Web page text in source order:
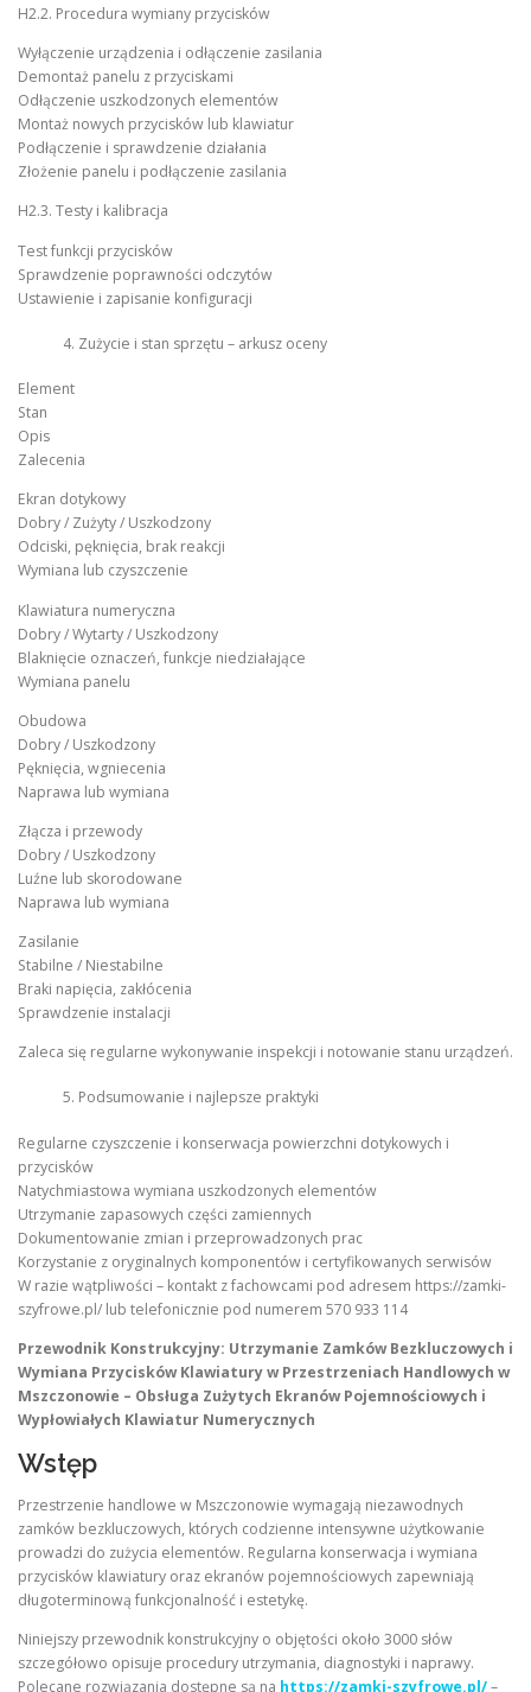
H2.2. Procedura wymiany przycisków
Wyłączenie urządzenia i odłączenie zasilania
Demontaż panelu z przyciskami
Odłączenie uszkodzonych elementów
Montaż nowych przycisków lub klawiatur
Podłączenie i sprawdzenie działania
Złożenie panelu i podłączenie zasilania
H2.3. Testy i kalibracja
Test funkcji przycisków
Sprawdzenie poprawności odczytów
Ustawienie i zapisanie konfiguracji
Zużycie i stan sprzętu – arkusz oceny
Element
Stan
Opis
Zalecenia
Ekran dotykowy
Dobry / Zużyty / Uszkodzony
Odciski, pęknięcia, brak reakcji
Wymiana lub czyszczenie
Klawiatura numeryczna
Dobry / Wytarty / Uszkodzony
Blaknięcie oznaczeń, funkcje niedziałające
Wymiana panelu
Obudowa
Dobry / Uszkodzony
Pęknięcia, wgniecenia
Naprawa lub wymiana
Złącza i przewody
Dobry / Uszkodzony
Luźne lub skorodowane
Naprawa lub wymiana
Zasilanie
Stabilne / Niestabilne
Braki napięcia, zakłócenia
Sprawdzenie instalacji
Zaleca się regularne wykonywanie inspekcji i notowanie stanu urządzeń.
Podsumowanie i najlepsze praktyki
Regularne czyszczenie i konserwacja powierzchni dotykowych i
przycisków
Natychmiastowa wymiana uszkodzonych elementów
Utrzymanie zapasowych części zamiennych
Dokumentowanie zmian i przeprowadzonych prac
Korzystanie z oryginalnych komponentów i certyfikowanych serwisów
W razie wątpliwości – kontakt z fachowcami pod adresem https://zamki-
szyfrowe.pl/ lub telefonicznie pod numerem 570 933 114
Przewodnik Konstrukcyjny: Utrzymanie Zamków Bezkluczowych i
Wymiana Przycisków Klawiatury w Przestrzeniach Handlowych w
Mszczonowie – Obsługa Zużytych Ekranów Pojemnościowych i
Wypłowiałych Klawiatur Numerycznych
Wstęp
Przestrzenie handlowe w Mszczonowie wymagają niezawodnych
zamków bezkluczowych, których codzienne intensywne użytkowanie
prowadzi do zużycia elementów. Regularna konserwacja i wymiana
przycisków klawiatury oraz ekranów pojemnościowych zapewniają
długoterminową funkcjonalność i estetykę.
Niniejszy przewodnik konstrukcyjny o objętości około 3000 słów
szczegółowo opisuje procedury utrzymania, diagnostyki i naprawy.
Polecane rozwiązania dostępne są na https://zamki-szyfrowe.pl/–